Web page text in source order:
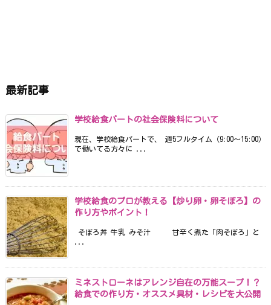
最新記事
学校給食パートの社会保険料について
現在、学校給食パートで、 週5フルタイム（9:00〜15:00）
で働いてる方々に ...
学校給食のプロが教える【炒り卵・卵そぼろ】の
作り方やポイント！
そぼろ丼 牛乳 みそ汁 甘辛く煮た「肉そぼろ」と
ミネストローネはアレンジ自在の万能スープ！？
給食での作り方・オススメ具材・レシピを大公開